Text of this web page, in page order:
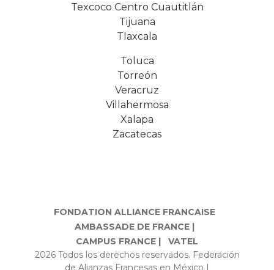
Texcoco Centro Cuautitlán
Tijuana
Tlaxcala
Toluca
Torreón
Veracruz
Villahermosa
Xalapa
Zacatecas
FONDATION ALLIANCE FRANCAISE
AMBASSADE DE FRANCE |
CAMPUS FRANCE |
VATEL
2026 Todos los derechos reservados. Federación
de Alianzas Francesas en México |